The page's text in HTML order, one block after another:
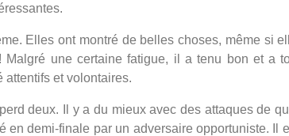
Elles ont montré de belles choses, même si
une certaine fatigue, il a tenu bon et a
attentifs et volontaires.
deux. Il y a du mieux avec des attaques de
demi-finale par un adversaire opportuniste.